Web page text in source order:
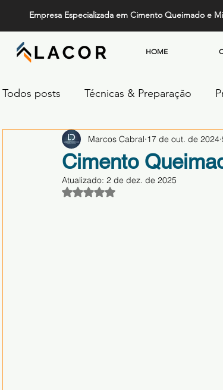
Empresa Especializada em Cimento Queimado e
HOME
Todos posts Técnicas & Preparação
Design, Tendências e Serviços Piso
Projetos de Alto Padrão Cimento
Cimento
Marcos Cabral 17 de out. de 2024
Atualizado: 2 de dez. de 2025
Avaliado com NaN de 5 estrelas.